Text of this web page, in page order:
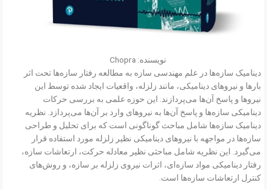
نویسنده: Chopra
دینامیک سازه‌ها در علم مهندسی سازه به مطالعه رفتار سازه‌ها تحت اثر
بارها و نیروهای دینامیکی، مانند زلزله، واقعیات ایجاد شده توسط این
نیروها و پاسخ آن‌ها می‌پردازند. این حوزه علمی به بررسی حرکات
دینامیکی سازه‌ها و پاسخ آن‌ها به نیروهای وارد بر آن‌ها می‌پردازد. نظریه
دینامیک سازه‌ها شامل مباحث گوناگونی است که برای تحلیل و طراحی
سازه‌ها در مواجهه با نیروهای دینامیکی نظیر زلزله مورد استفاده قرار
می‌گیرد. این نظریه شامل مباحثی نظیر معادله حرکت، ارتعاشات سازه،
رفتار دینامیکی مواد سازه‌ای، اثرات نیروی زلزله بر سازه، و روش‌های
کنترل ارتعاشات سازه‌ها است.